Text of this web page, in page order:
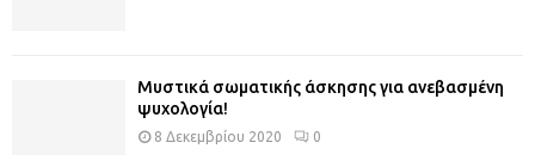
Μυστικά σωματικής άσκησης για ανεβασμένη
ψυχολογία!
8 Δεκεμβρίου 2020 0